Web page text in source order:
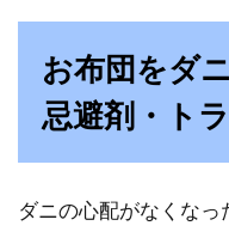
お布団をダ
忌避剤・ト
ダニの心配がなくなっ